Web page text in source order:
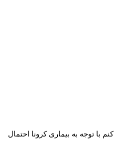
به بیماری کرونا احتمال